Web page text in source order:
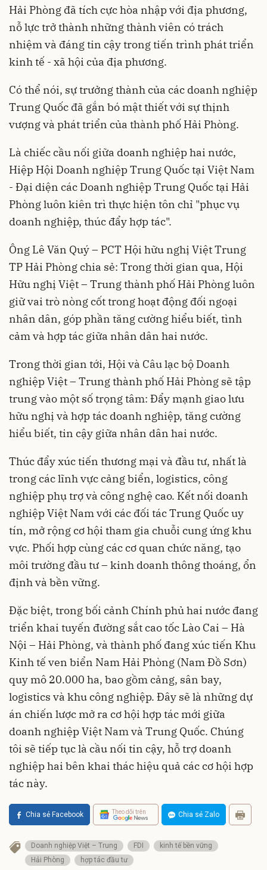
Hải Phòng đã tích cực hòa nhập với địa phương,
nỗ lực trở thành những thành viên có trách
nhiệm và đáng tin cậy trong tiến trình phát triển
kinh tế - xã hội của địa phương.
Có thể nói, sự trưởng thành của các doanh nghiệp
Trung Quốc đã gắn bó mật thiết với sự thịnh
vượng và phát triển của thành phố Hải Phòng.
Là chiếc cầu nối giữa doanh nghiệp hai nước,
Hiệp Hội Doanh nghiệp Trung Quốc tại Việt Nam
- Đại diện các Doanh nghiệp Trung Quốc tại Hải
Phòng luôn kiên trì thực hiện tôn chỉ "phục vụ
doanh nghiệp, thúc đẩy hợp tác".
Ông Lê Văn Quý – PCT Hội hữu nghị Việt Trung
TP Hải Phòng chia sẻ: Trong thời gian qua, Hội
Hữu nghị Việt – Trung thành phố Hải Phòng luôn
giữ vai trò nòng cốt trong hoạt động đối ngoại
nhân dân, góp phần tăng cường hiểu biết, tình
cảm và hợp tác giữa nhân dân hai nước.
Trong thời gian tới, Hội và Câu lạc bộ Doanh
nghiệp Việt – Trung thành phố Hải Phòng sẽ tập
trung vào một số trọng tâm: Đẩy mạnh giao lưu
hữu nghị và hợp tác doanh nghiệp, tăng cường
hiểu biết, tin cậy giữa nhân dân hai nước.
Thúc đẩy xúc tiến thương mại và đầu tư, nhất là
trong các lĩnh vực cảng biển, logistics, công
nghiệp phụ trợ và công nghệ cao. Kết nối doanh
nghiệp Việt Nam với các đối tác Trung Quốc uy
tín, mở rộng cơ hội tham gia chuỗi cung ứng khu
vực. Phối hợp cùng các cơ quan chức năng, tạo
môi trường đầu tư – kinh doanh thông thoáng, ổn
định và bền vững.
Đặc biệt, trong bối cảnh Chính phủ hai nước đang
triển khai tuyến đường sắt cao tốc Lào Cai – Hà
Nội – Hải Phòng, và thành phố đang xúc tiến Khu
Kinh tế ven biển Nam Hải Phòng (Nam Đồ Sơn)
quy mô 20.000 ha, bao gồm cảng, sân bay,
logistics và khu công nghiệp. Đây sẽ là những dự
án chiến lược mở ra cơ hội hợp tác mới giữa
doanh nghiệp Việt Nam và Trung Quốc. Chúng
tôi sẽ tiếp tục là cầu nối tin cậy, hỗ trợ doanh
nghiệp hai bên khai thác hiệu quả các cơ hội hợp
tác này.
Chia sẻ Facebook Theo dõi trên Chia sẻ Zalo
Doanh nghiệp Việt – Trung FDI
kinh tế bền vững
Hải Phòng
hợp tác đầu tư